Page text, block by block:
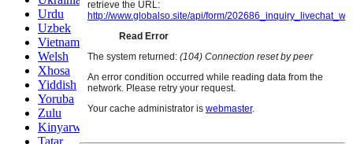
Urdu
Uzbek
Vietnamese
Welsh
Xhosa
Yiddish
Yoruba
Zulu
Kinyarwanda